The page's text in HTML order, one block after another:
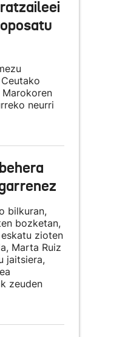
neurri
bilkuran,
bozketan,
zioten
Marta Ruiz
jaitsiera,
zeuden